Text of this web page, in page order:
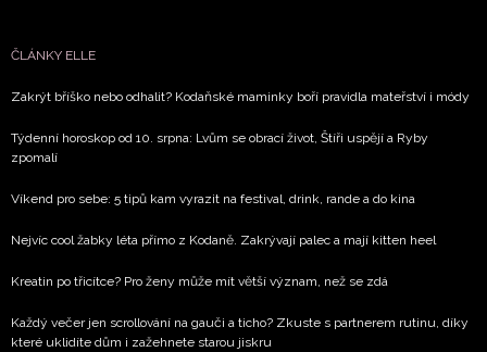
zpracováním údajů k tomuto účelu podle
ČLÁNKY ELLE
Zakrýt bříško nebo odhalit? Kodaňské maminky boří pravidla mateřství i módy
Týdenní horoskop od 10. srpna: Lvům se obrací život, Štíři uspějí a Ryby
zpomalí
Víkend pro sebe: 5 tipů kam vyrazit na festival, drink, rande a do kina
Nejvíc cool žabky léta přímo z Kodaně. Zakrývají palec a mají kitten heel
Kreatin po třicítce? Pro ženy může mít větší význam, než se zdá
Každý večer jen scrollování na gauči a ticho? Zkuste s partnerem rutinu, díky
které uklidíte dům i zažehnete starou jiskru